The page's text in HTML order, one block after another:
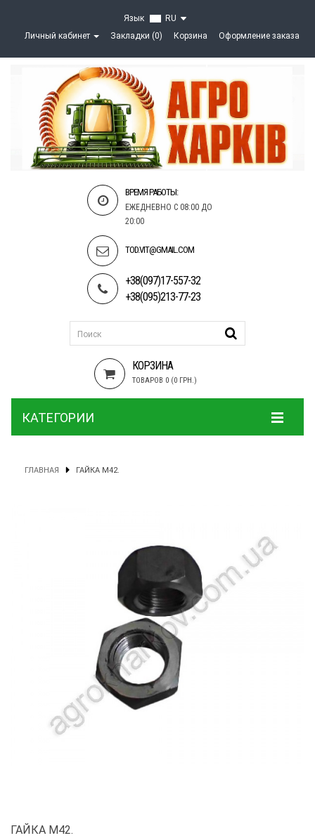
Язык
RU
Личный кабинет
Закладки (0) Корзина Оформление заказа
ВРЕМЯ РАБОТЫ:
ЕЖЕДНЕВНО С 08:00 ДО
20:00
TOD.VIT@GMAIL.COM
+38(097)17-557-32
+38(095)213-77-23
КОРЗИНА
ТОВАРОВ 0 (0 ГРН.)
КАТЕГОРИИ
ГЛАВНАЯ ГАЙКА М42.
ГАЙКА М42.